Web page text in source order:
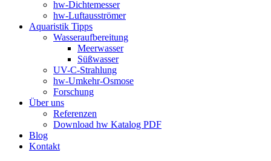
hw-Dichtemesser
hw-Luftausströmer
Aquaristik Tipps
Wasseraufbereitung
Meerwasser
Süßwasser
UV-C-Strahlung
hw-Umkehr-Osmose
Forschung
Über uns
Referenzen
Download hw Katalog PDF
Blog
Kontakt